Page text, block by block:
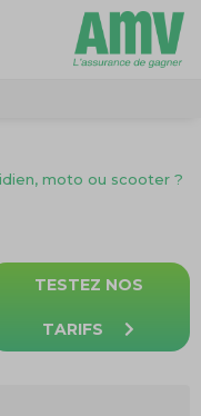
moto ou scooter ?
TESTEZ NOS
TARIFS